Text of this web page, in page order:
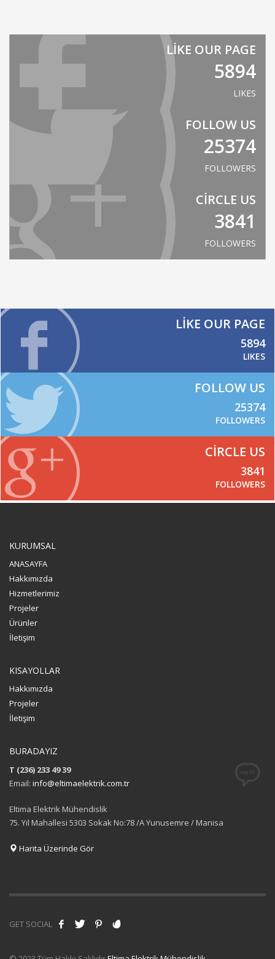
LIKE OUR PAGE
5894
LIKES
FOLLOW US
25374
FOLLOWERS
CIRCLE US
3841
FOLLOWERS
LIKE OUR PAGE
5894
LIKES
FOLLOW US
25374
FOLLOWERS
CIRCLE US
3841
FOLLOWERS
KURUMSAL
ANASAYFA
Hakkımızda
Hizmetlerimiz
Projeler
Ürünler
İletişim
KISAYOLLAR
Hakkımızda
Projeler
İletişim
BURADAYIZ
T (236) 233 49 39
Email: info@eltimaelektrik.com.tr
Eltima Elektrik Mühendislik
75. Yıl Mahallesi 5303 Sokak No:78 /A Yunusemre / Manisa
Harita Üzerinde Gör
GET SOCIAL